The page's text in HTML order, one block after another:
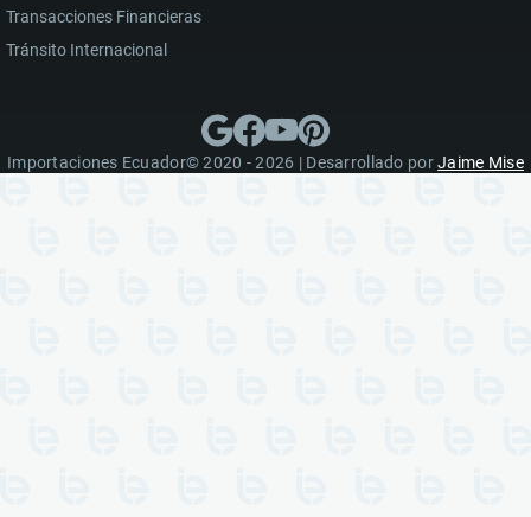
Transacciones Financieras
Tránsito Internacional
Importaciones Ecuador© 2020 - 2026 | Desarrollado porJaime Mise